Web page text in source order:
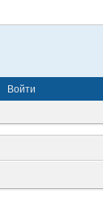
Войти